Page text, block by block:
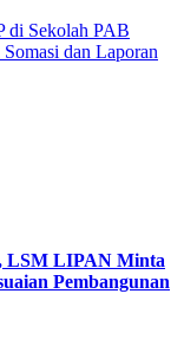
di Sekolah PAB
dan Laporan
LSM LIPAN Minta
Pembangunan